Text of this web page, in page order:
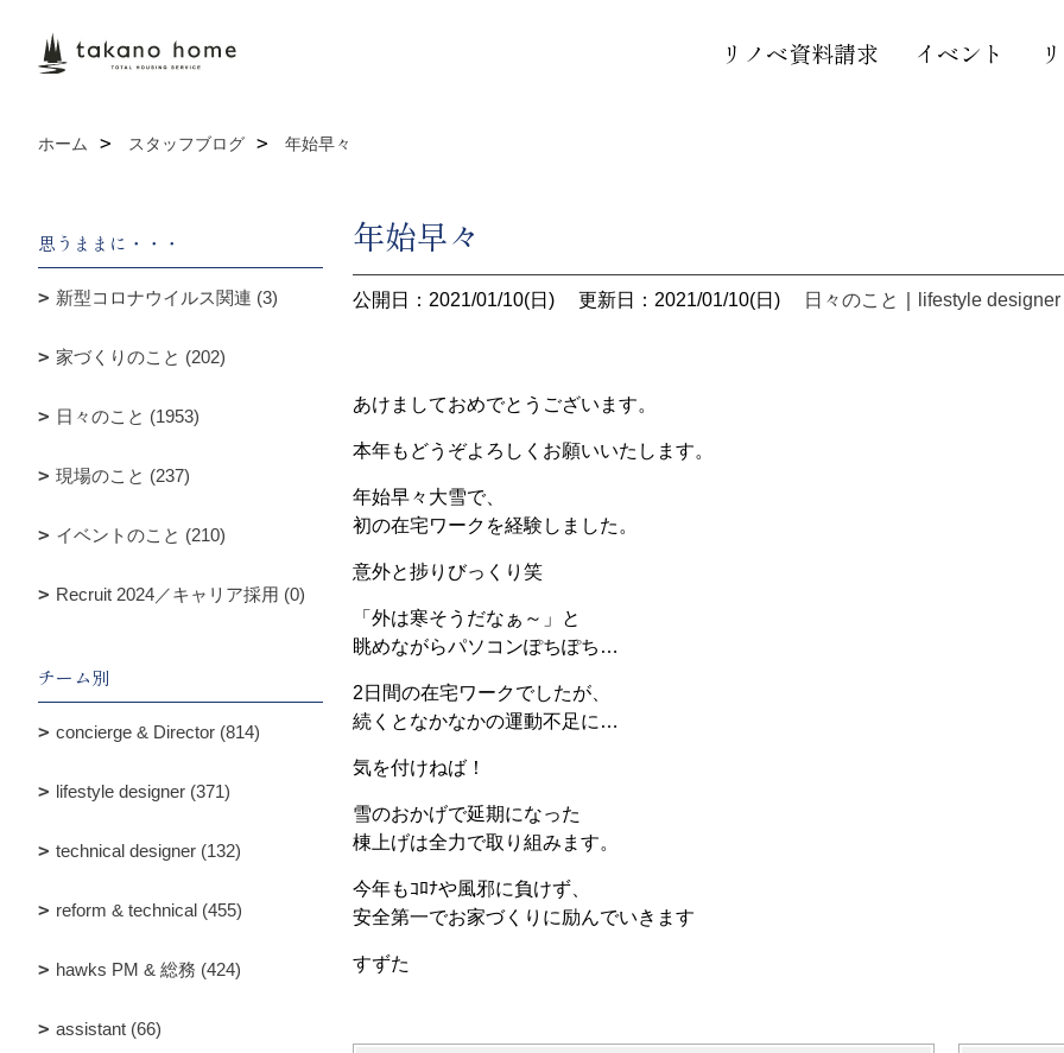
リノベ資料請求 イベント
ホーム スタッフブログ 年始早々
年始早々
公開日：2021/01/10(日) 更新日：2021/01/10(日) 日々のこと lifestyle designer
あけましておめでとうございます。
本年もどうぞよろしくお願いいたします。
年始早々大雪で、
初の在宅ワークを経験しました。
意外と捗りびっくり笑
「外は寒そうだなぁ～」と
眺めながらパソコンぽちぽち…
2日間の在宅ワークでしたが、
続くとなかなかの運動不足に…
気を付けねば！
雪のおかげで延期になった
棟上げは全力で取り組みます。
今年もｺﾛﾅや風邪に負けず、
安全第一でお家づくりに励んでいきます
すずた
思うままに・・・
新型コロナウイルス関連 (3)
家づくりのこと (202)
日々のこと (1953)
現場のこと (237)
イベントのこと (210)
Recruit 2024／キャリア採用 (0)
チーム別
concierge & Director (814)
lifestyle designer (371)
technical designer (132)
reform & technical (455)
hawks PM & 総務 (424)
assistant (66)